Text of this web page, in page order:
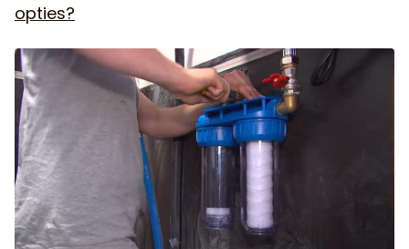
opties?